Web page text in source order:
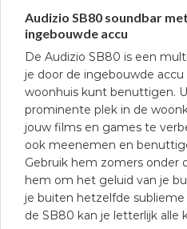
Audizio SB80 soundbar
ingebouwde accu
De Audizio SB80 is een
je door de ingebouwde
woonhuis kunt benuttigen.
prominente plek in de
jouw films en games te
ook meenemen en
Gebruik hem zomers onder
hem om het geluid van je
je buiten hetzelfde
de SB80 kan je letterlijk alle